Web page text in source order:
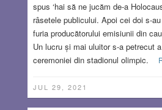
spus ‘hai să ne jucăm de-a
râsetele publicului. Apoi cei doi s-
furia producătorului emisiunii din
Un lucru și mai uluitor s-a petrecut
ceremoniei din stadionul olimpic.
JUL 29, 2021